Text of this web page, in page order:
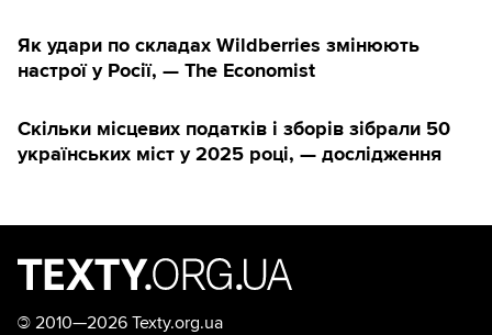
Як удари по складах Wildberries змінюють
настрої у Росії, — The Economist
Скільки місцевих податків і зборів зібрали 50
українських міст у 2025 році, — дослідження
© 2010—2026 Texty.org.ua